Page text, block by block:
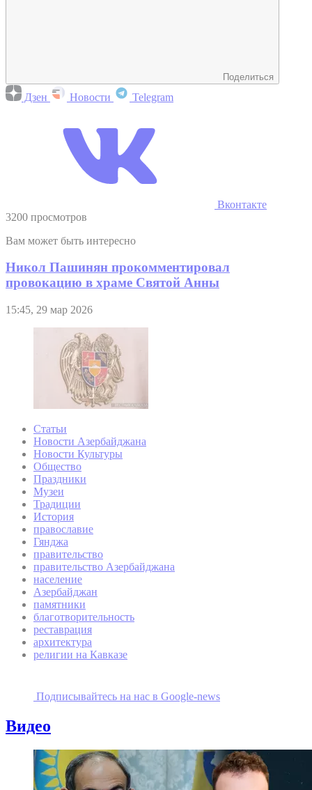
Поделиться
Дзен Новости Telegram
Вконтакте
3200 просмотров
Вам может быть интересно
Никол Пашинян прокомментировал
провокацию в храме Святой Анны
15:45, 29 мар 2026
Статьи
Новости Азербайджана
Новости Культуры
Общество
Праздники
Музеи
Традиции
История
православие
Гянджа
правительство
правительство Азербайджана
население
Азербайджан
памятники
благотворительность
реставрация
архитектура
религии на Кавказе
Подписывайтесь на наc в Google-news
Видео